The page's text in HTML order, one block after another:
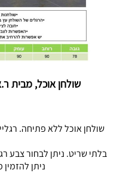
שולחן אוכל, מבית ר.א
בלתי שריט. ניתן לבחור צבע
ניתן